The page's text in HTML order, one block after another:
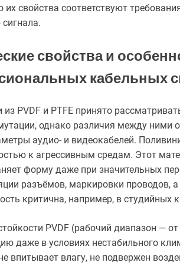
их свойства соответствуют
свойства и
кабельных
PVDF и PTFE принято
однако различия между ними
аудио- и видеокабелей.
к агрессивным средам. Этот
форму даже при значительных
разъёмов, маркировки проводов,
критична, например, в студийных
PVDF (рабочий диапазон —
даже в условиях нестабильного
впитывает влагу, не подвержен